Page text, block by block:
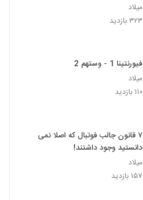
میلاد
۳۲۳ بازدید
فیورنتینا 1 - وستهم 2
میلاد
۱۱۰ بازدید
۷ قانون جالب فوتبال که اصلا نمی
دانستید وجود داشتند!
میلاد
۱۵۷ بازدید